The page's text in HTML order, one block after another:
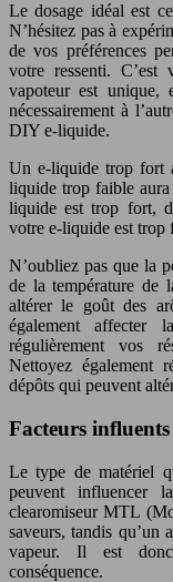
Le dosage idéal est
N’hésitez pas à
de vos préférences
votre ressenti.
vapoteur est
nécessairement à
DIY e-liquide.
Un e-liquide trop fort
liquide trop faible
liquide est trop fort,
votre e-liquide est trop
N’oubliez pas que la
de la température de
altérer le goût des
également affecter
régulièrement vos
Nettoyez également
dépôts qui peuvent
Facteurs
Le type de matériel
peuvent influencer
clearomiseur MTL
saveurs, tandis
vapeur. Il est donc
conséquence.